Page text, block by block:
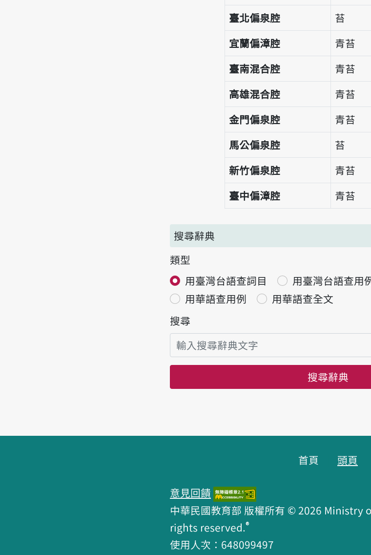
臺北偏泉腔
苔
宜蘭偏漳腔
青苔
臺南混合腔
青苔
高雄混合腔
青苔
金門偏泉腔
青苔
馬公偏泉腔
苔
新竹偏泉腔
青苔
臺中偏漳腔
青苔
搜尋辭典
類型
用臺灣台語查詞目
用臺灣台語查用
用華語查用例
用華語查全文
搜尋
搜尋辭典
首頁 頭頁
意見回饋
中華民國教育部 版權所有 © 2026 Ministry
rights reserved.®
使用人次：648099497